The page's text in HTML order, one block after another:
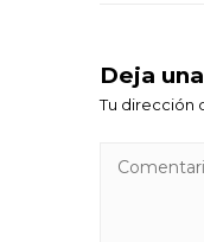
Deja
Tu dirección